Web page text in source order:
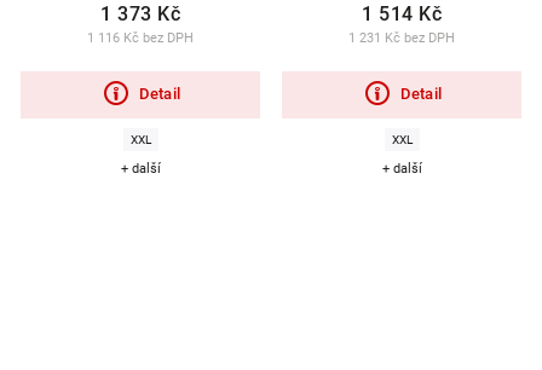
1 116 Kč bez DPH
1 373 Kč
Detail
XXL
+ další
1 231 Kč bez DPH
1 514 Kč
Detail
XXL
+ další